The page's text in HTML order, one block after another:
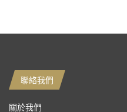
聯絡我們
關於我們